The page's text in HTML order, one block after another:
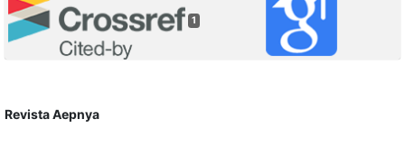
1
Revista Aepnya